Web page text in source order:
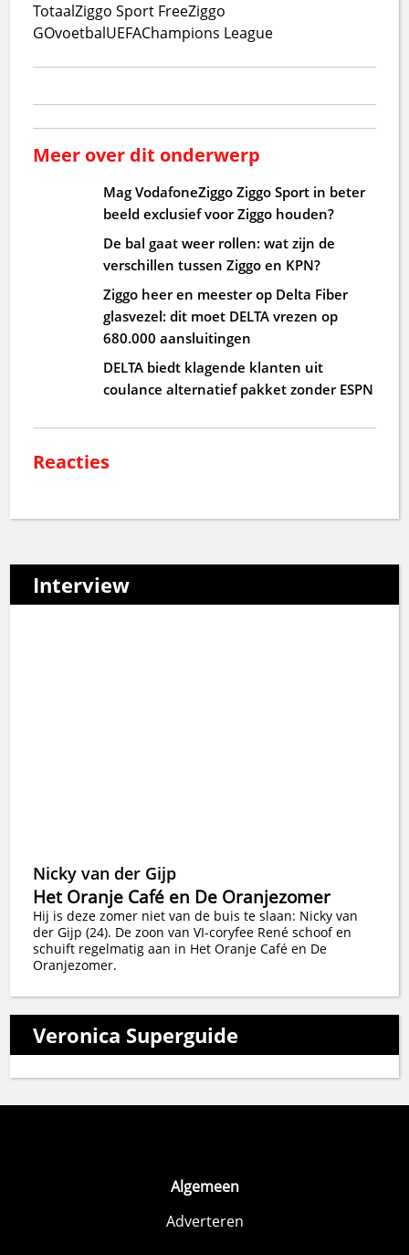
TotaalZiggo Sport FreeZiggo
GOvoetbalUEFAChampions League
Meer over dit onderwerp
Mag VodafoneZiggo Ziggo Sport in beter
beeld exclusief voor Ziggo houden?
De bal gaat weer rollen: wat zijn de
verschillen tussen Ziggo en KPN?
Ziggo heer en meester op Delta Fiber
glasvezel: dit moet DELTA vrezen op
680.000 aansluitingen
DELTA biedt klagende klanten uit
coulance alternatief pakket zonder ESPN
Reacties
Interview
Nicky van der Gijp
Het Oranje Café en De Oranjezomer
Hij is deze zomer niet van de buis te slaan: Nicky van
der Gijp (24). De zoon van VI-coryfee René schoof en
schuift regelmatig aan in Het Oranje Café en De
Oranjezomer.
Veronica Superguide
Algemeen
Adverteren